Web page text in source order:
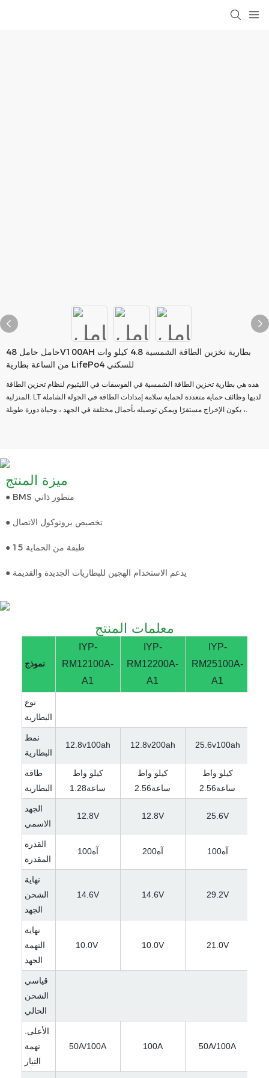
حامل حامل 48V100AH بطارية تخزين الطاقة الشمسية 4.8 كيلو وات
من الساعة بطارية LifePo4 للسكني
هذه هي بطارية تخزين الطاقة الشمسية في الفوسفات في الليثيوم لنظام تخزين الطاقة
المنزلية. LT لديها وظائف حماية متعددة لحماية سلامة إمدادات الطاقة في الجولة الشاملة
، يكون الإخراج مستقرًا ويمكن توصيله بأحمال مختلفة في الجهد ، وحياة دورة طويلة.
● BMS متطور ذاتي
● تخصيص بروتوكول الاتصال
● 15 طبقة من الحماية
● يدعم الاستخدام الهجين للبطاريات الجديدة والقديمة
معلمات المنتج
نموذج
IYP-
RM12100A-
A1
IYP-
RM12200A-
A1
IYP-
RM25100A-
A1
نوع
البطارية
نمط
البطارية
12.8v100ah 12.8v200ah 25.6v100ah
طاقة
البطارية
كيلو واط
ساعة1.28
كيلو واط
ساعة2.56
كيلو واط
ساعة2.56
الجهد
الاسمي
12.8V 12.8V 25.6V
القدرة
المقدرة
آه100 آه200 آه100
نهاية
الشحن
الجهد
14.6V 14.6V 29.2V
نهاية
التهمة
الجهد
10.0V 10.0V 21.0V
قياسي
الشحن
الحالي
الأعلى.
تهمة
التيار
50A/100A 100A 50A/100A